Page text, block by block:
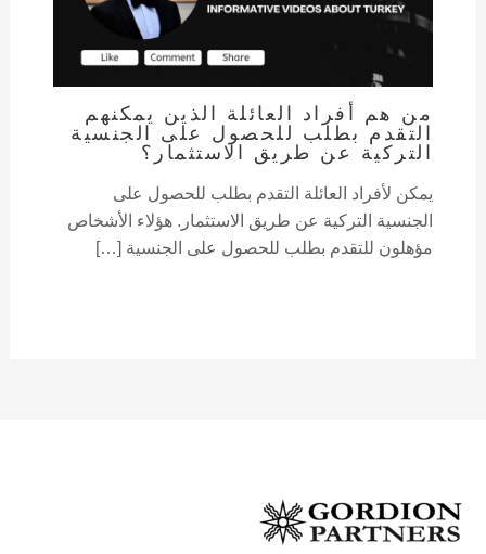
من هم أفراد العائلة الذين يمكنهم
التقدم بطلب للحصول على الجنسية
التركية عن طريق الاستثمار؟
يمكن لأفراد العائلة التقدم بطلب للحصول على
الجنسية التركية عن طريق الاستثمار. هؤلاء الأشخاص
مؤهلون للتقدم بطلب للحصول على الجنسية […]